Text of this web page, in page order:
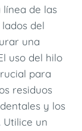
línea de las
del
una
uso del hilo
para
residuos
y los
Utilice un